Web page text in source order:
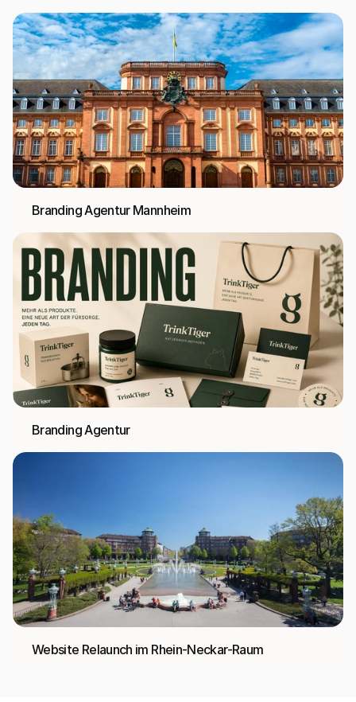
Branding Agentur Mannheim
Branding Agentur
Website Relaunch im Rhein-Neckar-Raum